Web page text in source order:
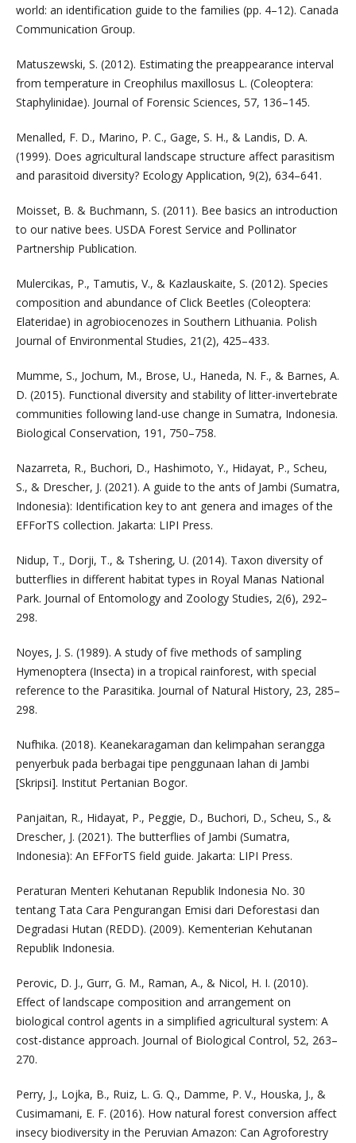
world: an identification guide to the families (pp. 4–12). Canada
Communication Group.
Matuszewski, S. (2012). Estimating the preappearance interval
from temperature in Creophilus maxillosus L. (Coleoptera:
Staphylinidae). Journal of Forensic Sciences, 57, 136–145.
Menalled, F. D., Marino, P. C., Gage, S. H., & Landis, D. A.
(1999). Does agricultural landscape structure affect parasitism
and parasitoid diversity? Ecology Application, 9(2), 634–641.
Moisset, B. & Buchmann, S. (2011). Bee basics an introduction
to our native bees. USDA Forest Service and Pollinator
Partnership Publication.
Mulercikas, P., Tamutis, V., & Kazlauskaite, S. (2012). Species
composition and abundance of Click Beetles (Coleoptera:
Elateridae) in agrobiocenozes in Southern Lithuania. Polish
Journal of Environmental Studies, 21(2), 425–433.
Mumme, S., Jochum, M., Brose, U., Haneda, N. F., & Barnes, A.
D. (2015). Functional diversity and stability of litter-invertebrate
communities following land-use change in Sumatra, Indonesia.
Biological Conservation, 191, 750–758.
Nazarreta, R., Buchori, D., Hashimoto, Y., Hidayat, P., Scheu,
S., & Drescher, J. (2021). A guide to the ants of Jambi (Sumatra,
Indonesia): Identification key to ant genera and images of the
EFForTS collection. Jakarta: LIPI Press.
Nidup, T., Dorji, T., & Tshering, U. (2014). Taxon diversity of
butterflies in different habitat types in Royal Manas National
Park. Journal of Entomology and Zoology Studies, 2(6), 292–
298.
Noyes, J. S. (1989). A study of five methods of sampling
Hymenoptera (Insecta) in a tropical rainforest, with special
reference to the Parasitika. Journal of Natural History, 23, 285–
298.
Nufhika. (2018). Keanekaragaman dan kelimpahan serangga
penyerbuk pada berbagai tipe penggunaan lahan di Jambi
[Skripsi]. Institut Pertanian Bogor.
Panjaitan, R., Hidayat, P., Peggie, D., Buchori, D., Scheu, S., &
Drescher, J. (2021). The butterflies of Jambi (Sumatra,
Indonesia): An EFForTS field guide. Jakarta: LIPI Press.
Peraturan Menteri Kehutanan Republik Indonesia No. 30
tentang Tata Cara Pengurangan Emisi dari Deforestasi dan
Degradasi Hutan (REDD). (2009). Kementerian Kehutanan
Republik Indonesia.
Perovic, D. J., Gurr, G. M., Raman, A., & Nicol, H. I. (2010).
Effect of landscape composition and arrangement on
biological control agents in a simplified agricultural system: A
cost-distance approach. Journal of Biological Control, 52, 263–
270.
Perry, J., Lojka, B., Ruiz, L. G. Q., Damme, P. V., Houska, J., &
Cusimamani, E. F. (2016). How natural forest conversion affect
insecy biodiversity in the Peruvian Amazon: Can Agroforestry